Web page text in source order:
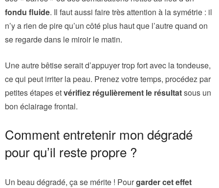
fondu fluide. Il faut aussi faire très attention à la symétrie : il
n’y a rien de pire qu’un côté plus haut que l’autre quand on
se regarde dans le miroir le matin.
Une autre bêtise serait d’appuyer trop fort avec la tondeuse,
ce qui peut irriter la peau. Prenez votre temps, procédez par
petites étapes etvérifiez régulièrement le résultatsous un
bon éclairage frontal.
Comment entretenir mon dégradé
pour qu’il reste propre ?
Un beau dégradé, ça se mérite ! Pourgarder cet effet